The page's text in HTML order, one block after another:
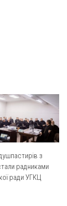
з
радниками
ради УГКЦ